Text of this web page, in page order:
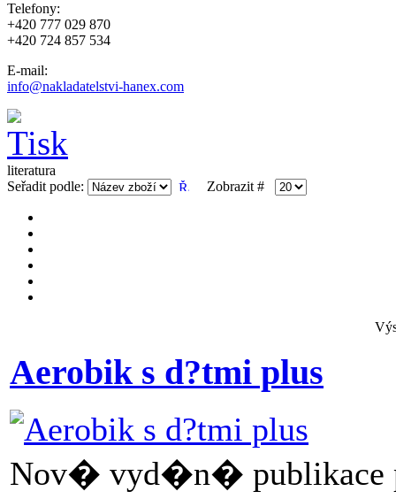
Telefony:
+420 777 029 870
+420 724 857 534
E-mail:
info@nakladatelstvi-hanex.com
literatura
Seřadit podle:
Zobrazit #
Aerobik s d?tmi plus
Nov� vyd�n� publikace